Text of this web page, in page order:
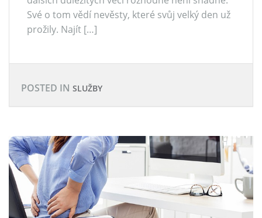
Své o tom vědí nevěsty, které svůj velký den už
prožily. Najít […]
POSTED IN SLUŽBY